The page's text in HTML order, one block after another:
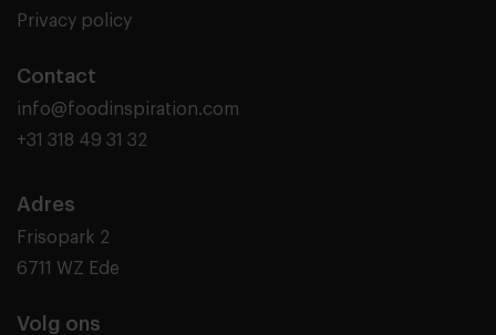
Privacy policy
Contact
info@foodinspiration.com
+31 318 49 31 32
Adres
Frisopark 2
6711 WZ Ede
Volg ons